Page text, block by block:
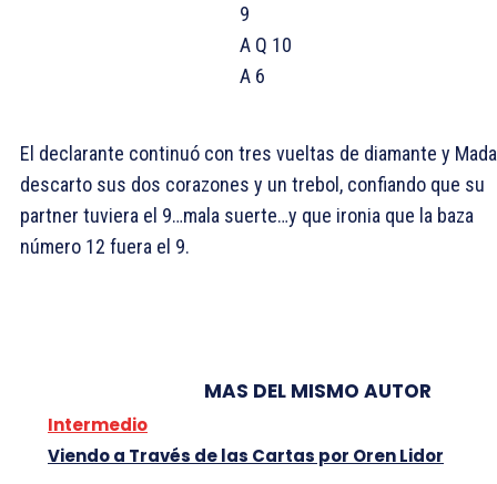
9
A Q 10
A 6
El declarante continuó con tres vueltas de diamante y
descarto sus dos corazones y un trebol, confiando que su
partner tuviera el 9…mala suerte…y que ironia que la baza
número 12 fuera el 9.
MAS DEL MISMO AUTOR
Intermedio
Viendo a Través de las Cartas por Oren Lidor